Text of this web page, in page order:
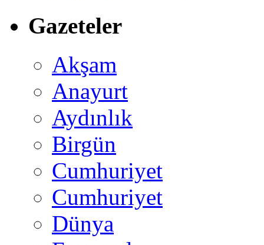
Gazeteler
Akşam
Anayurt
Aydınlık
Birgün
Cumhuriyet
Cumhuriyet
Dünya